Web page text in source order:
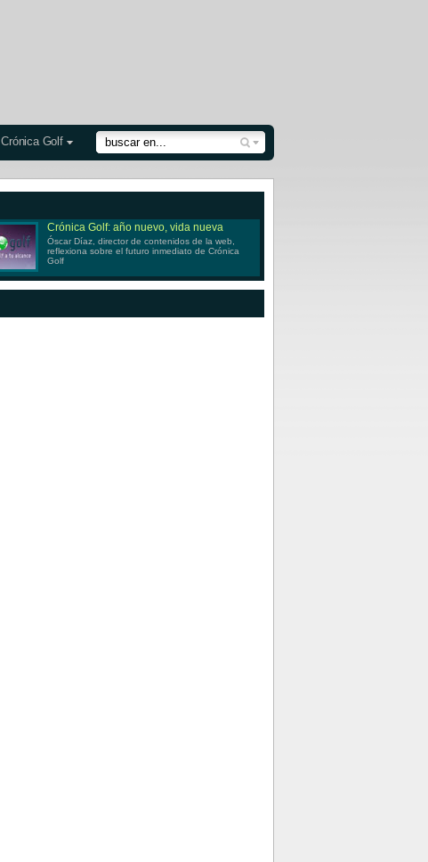
Crónica Golf
Crónica Golf: año nuevo, vida nueva
Óscar Díaz, director de contenidos de la web,
reflexiona sobre el futuro inmediato de Crónica
Golf